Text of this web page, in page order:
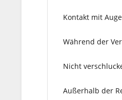
Kontakt mit
Während der
Nicht
Außerhalb der